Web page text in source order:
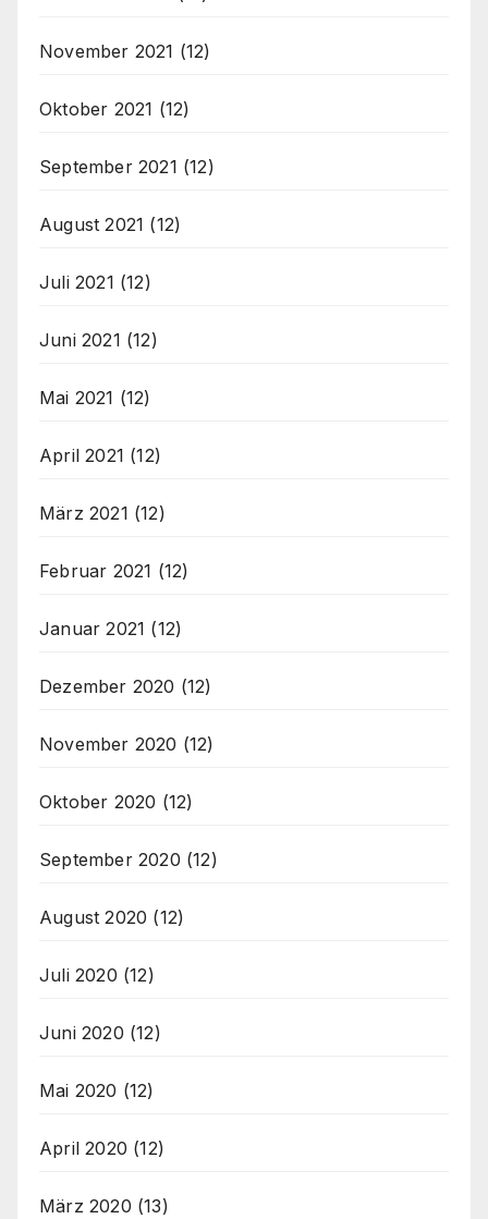
November 2021 (12)
Oktober 2021 (12)
September 2021 (12)
August 2021 (12)
Juli 2021 (12)
Juni 2021 (12)
Mai 2021 (12)
April 2021 (12)
März 2021 (12)
Februar 2021 (12)
Januar 2021 (12)
Dezember 2020 (12)
November 2020 (12)
Oktober 2020 (12)
September 2020 (12)
August 2020 (12)
Juli 2020 (12)
Juni 2020 (12)
Mai 2020 (12)
April 2020 (12)
März 2020 (13)